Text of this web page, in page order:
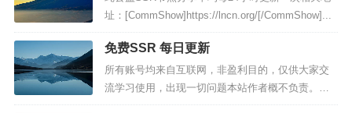
址：[CommShow]https://lncn.org/[/CommShow]...
免费SSR 每日更新
所有账号均来自互联网，非盈利目的，仅供大家交
流学习使用，出现一切问题本站作者概不负责。本
站不提供任何收费服务，不推荐任何收费机场，谢